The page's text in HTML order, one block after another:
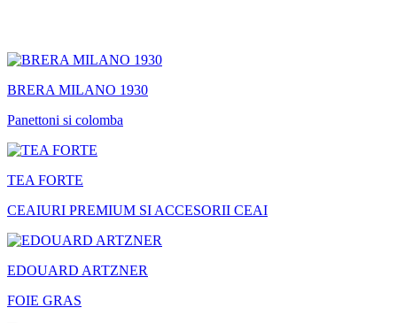
BRERA MILANO 1930
Panettoni si colomba
TEA FORTE
CEAIURI PREMIUM SI ACCESORII CEAI
EDOUARD ARTZNER
FOIE GRAS